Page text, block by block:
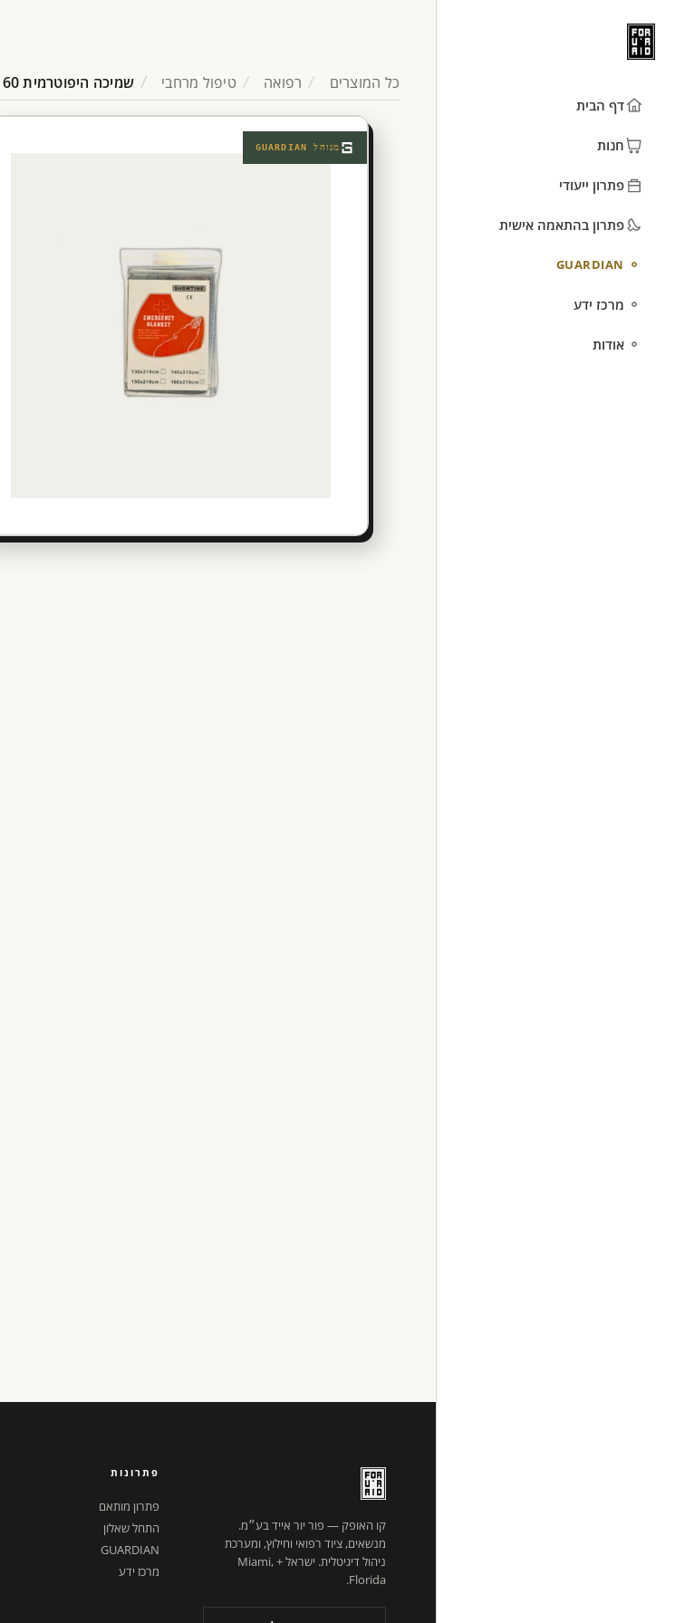
דף הבית
חנות
פתרון ייעודי
פתרון בהתאמה אישית
GUARDIAN
מרכז ידע
אודות
כל המוצרים רפואה טיפול מרחבי שמיכה היפוטרמית 210x160 ס"מ
מנוהל GUARDIAN
קו האופק — פור יור אייד בע״מ.
מנשאים, ציוד רפואי וחילוץ, ומערכת
ניהול דיגיטלית. ישראל + Miami,
Florida.
פתרונות
פתרון מותאם
התחל שאלון
GUARDIAN
מרכז ידע